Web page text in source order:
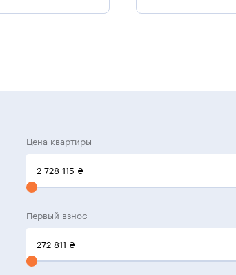
Цена квартиры
2 728 115 ₴
Первый взнос
272 811 ₴